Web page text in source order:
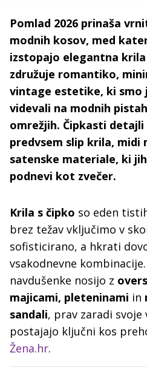
Pomlad 2026 prinaša
modnih kosov, med
izstopajo elegantna
združuje romantiko,
vintage estetike, ki smo
videvali na modnih
omrežjih. Čipkasti
predvsem slip krila, midi
satenske materiale, ki
podnevi kot zvečer.
Krila s čipko so eden
brez težav vključimo v
sofisticirano, a hkrati
vsakodnevne
navdušenke nosijo z
majicami, pleteninami in
sandali, prav zaradi
postajajo ključni kos
Žena.hr.